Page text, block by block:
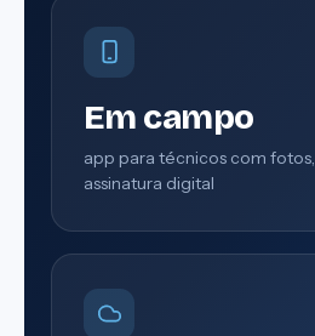
Em campo
app para técnicos com
assinatura digital